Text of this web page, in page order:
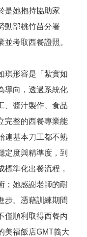
是她抱持協助家
動部桃竹苗分署
並考取西餐證照。
琪形容是「紮實如
導向，透過系統化
、醬汁製作、食品
完整的西餐專業能
連基本刀工都不熟
定度與精準度，到
準化出餐流程，
；她感謝老師的耐
步。憑藉訓練期間
僅順利取得西餐丙
美福飯店GMT義大